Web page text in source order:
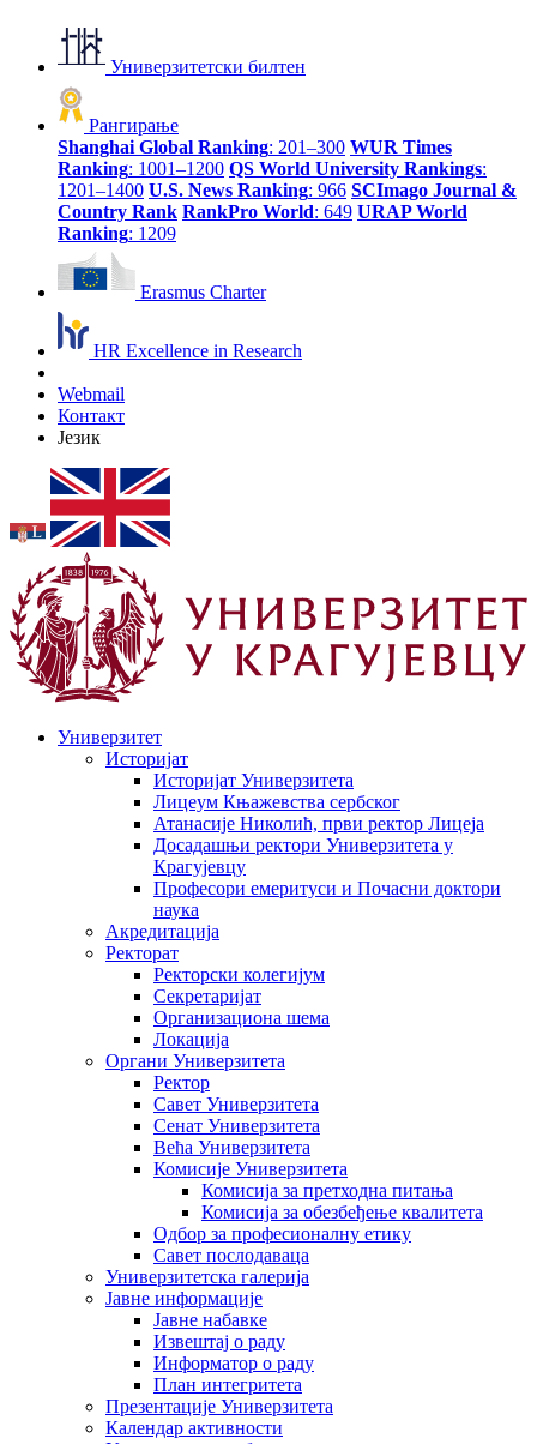
Универзитетски билтен
Рангирање
Shanghai Global Ranking: 201–300 WUR Times
Ranking: 1001–1200 QS World University Rankings:
1201–1400 U.S. News Ranking: 966 SCImago Journal &
Country Rank RankPro World: 649 URAP World
Ranking: 1209
Erasmus Charter
HR Excellence in Research
Webmail
Контакт
Језик
Универзитет
Историјат
Историјат Универзитета
Лицеум Књажевства сербског
Атанасије Николић, први ректор Лицеја
Досадашњи ректори Универзитета у
Крагујевцу
Професори емеритуси и Почасни доктори
наука
Акредитација
Ректорат
Ректорски колегијум
Секретаријат
Организациона шема
Локација
Органи Универзитета
Ректор
Савет Универзитета
Сенат Универзитета
Већа Универзитета
Комисије Универзитета
Комисија за претходна питања
Комисија за обезбеђење квалитета
Одбор за професионалну етику
Савет послодаваца
Универзитетска галерија
Јавне информације
Јавне набавке
Извештај о раду
Информатор о раду
План интегритета
Презентације Универзитета
Календар активности